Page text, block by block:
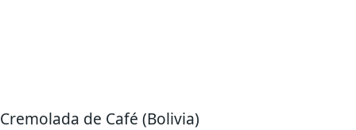
Cremolada de Café (Bolivia)